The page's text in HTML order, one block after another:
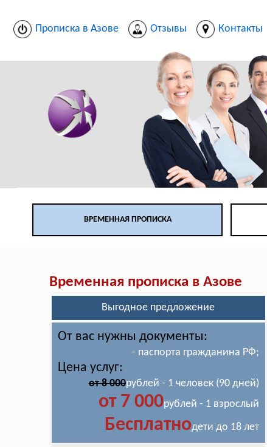
Прописка в Азове Отзывы Контакты
ВРЕМЕННАЯ ПРОПИСКА
Временная прописка в Азове
Выгодное предложение
От вас нужны документы:
- паспорта гражданина РФ;
Цена услуг:
от 8 000рублей - 1 человек (90 дней)
от 7 000рублей - 1 взрослый
Бесплатнодети до 18 лет